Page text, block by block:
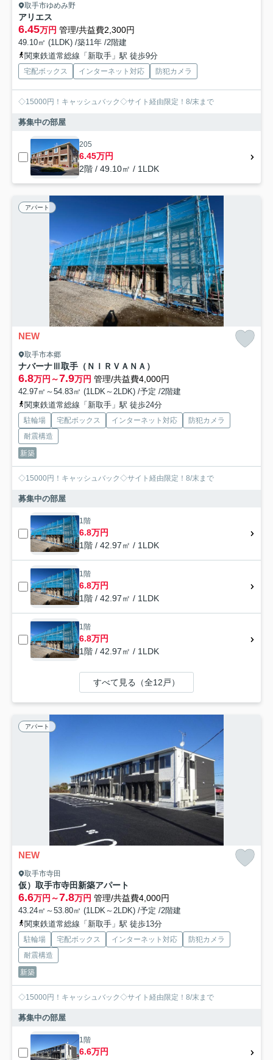
取手市ゆめみ野
アリエス
6.45万円 管理/共益費2,300円
49.10㎡ (1LDK) /築11年 /2階建
関東鉄道常総線「新取手」駅 徒歩9分
宅配ボックス インターネット対応 防犯カメラ
◇15000円！キャッシュバック◇サイト経由限定！8/末まで
募集中の部屋
205
6.45万円
2階 / 49.10㎡ / 1LDK
アパート
NEW
取手市本郷
ナバーナⅢ取手（ＮＩＲＶＡＮＡ）
6.8万円～7.9万円 管理/共益費4,000円
42.97㎡～54.83㎡ (1LDK～2LDK) /予定 /2階建
関東鉄道常総線「新取手」駅 徒歩24分
駐輪場 宅配ボックス インターネット対応
防犯カメラ
耐震構造
新築
◇15000円！キャッシュバック◇サイト経由限定！8/末まで
募集中の部屋
1階
6.8万円
1階 / 42.97㎡ / 1LDK
1階
6.8万円
1階 / 42.97㎡ / 1LDK
1階
6.8万円
1階 / 42.97㎡ / 1LDK
すべて見る（全12戸）
アパート
NEW
取手市寺田
仮）取手市寺田新築アパート
6.6万円～7.8万円 管理/共益費4,000円
43.24㎡～53.80㎡ (1LDK～2LDK) /予定 /2階建
関東鉄道常総線「新取手」駅 徒歩13分
駐輪場 宅配ボックス インターネット対応
防犯カメラ
耐震構造
新築
◇15000円！キャッシュバック◇サイト経由限定！8/末まで
募集中の部屋
1階
6.6万円